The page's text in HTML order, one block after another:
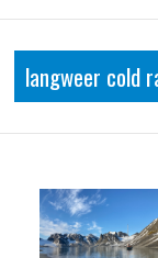
langweer cold